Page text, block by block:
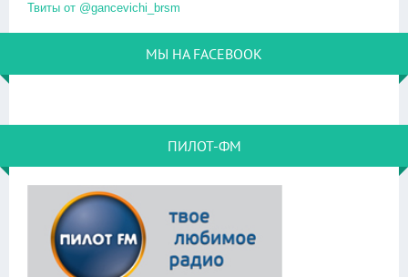
Твиты от @gancevichi_brsm
МЫ НА FACEBOOK
ПИЛОТ-ФМ